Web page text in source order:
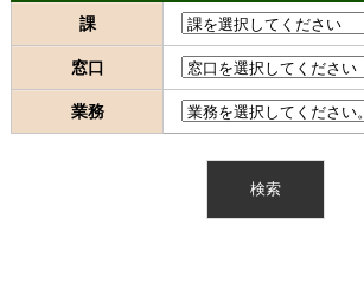
課
窓口
業務